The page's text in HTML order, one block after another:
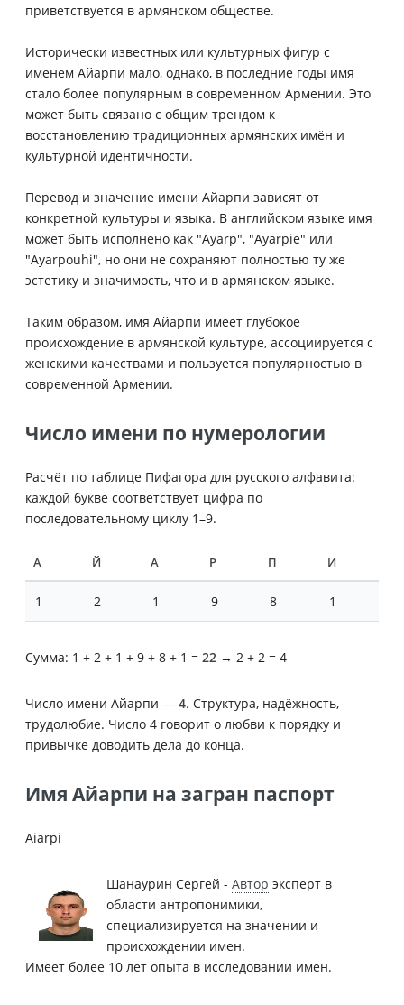
приветствуется в армянском обществе.
Исторически известных или культурных фигур с
именем Айарпи мало, однако, в последние годы имя
стало более популярным в современном Армении. Это
может быть связано с общим трендом к
восстановлению традиционных армянских имён и
культурной идентичности.
Перевод и значение имени Айарпи зависят от
конкретной культуры и языка. В английском языке имя
может быть исполнено как "Ayarp", "Ayarpie" или
"Ayarpouhi", но они не сохраняют полностью ту же
эстетику и значимость, что и в армянском языке.
Таким образом, имя Айарпи имеет глубокое
происхождение в армянской культуре, ассоциируется с
женскими качествами и пользуется популярностью в
современной Армении.
Число имени по нумерологии
Расчёт по таблице Пифагора для русского алфавита:
каждой букве соответствует цифра по
последовательному циклу 1–9.
А Й А Р П И
1 2 1 9 8 1
Сумма: 1 + 2 + 1 + 9 + 8 + 1 = 22 → 2 + 2 = 4
Число имени Айарпи — 4. Структура, надёжность,
трудолюбие. Число 4 говорит о любви к порядку и
привычке доводить дела до конца.
Имя Айарпи на загран паспорт
Aiarpi
Шанаурин Сергей - Автор эксперт в
области антропонимики,
специализируется на значении и
происхождении имен.
Имеет более 10 лет опыта в исследовании имен.